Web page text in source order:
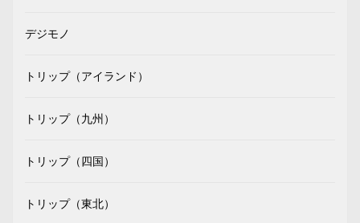
デジモノ
トリップ（アイランド）
トリップ（九州）
トリップ（四国）
トリップ（東北）